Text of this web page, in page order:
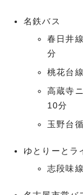
名鉄バス
春日井
分
桃花台
高蔵寺
10分
玉野台
ゆとりーとラ
志段味